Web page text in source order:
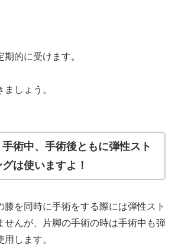
的に受けます。
しょう。
術中、手術後ともに弾性スト
は使いますよ！
膝を同時に手術をする際には弾性スト
せんが、片脚の手術の時は手術中も弾
します。